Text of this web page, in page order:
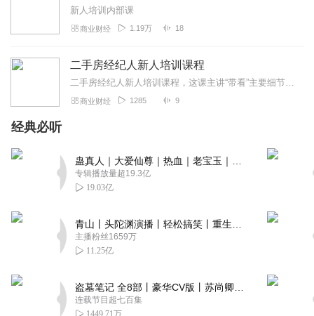
新人培训内部课
商业财经 1.19万 18
二手房经纪人新人培训课程
二手房经纪人新人培训课程，这课主讲“带看”主要细节，及注意事项。
商业财经 1285 9
经典必听
专辑播放量超19.3亿
19.03亿
主播粉丝1659万
11.25亿
连载节目超七百集
1449.71万